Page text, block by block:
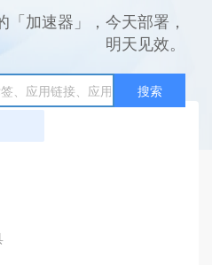
加速器」，今天部署，
明天见效。
搜索